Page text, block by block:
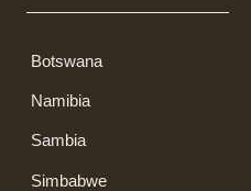
Botswana
Namibia
Sambia
Simbabwe